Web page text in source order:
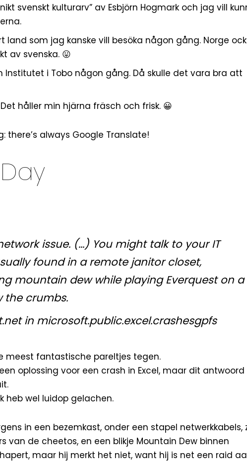
svenskt kulturarv” av Esbjörn Hogmark och jag vill
som jag kanske vill besöka någon gång. Norge
av svenska. 😛
Institutet i Tobo någon gång. Då skulle det vara bra att
håller min hjärna fräsch och frisk. 😀
there’s always Google Translate!
issue. (…) You might talk to your IT
found in a remote janitor closet,
mountain dew while playing Everquest on a
the crumbs.
in microsoft.public.excel.crashesgpfs
meest fantastische pareltjes tegen.
oplossing voor een crash in Excel, maar dit antwoord
heb wel luidop gelachen.
in een bezemkast, onder een stapel netwerkkabels,
van de cheetos, en een blikje Mountain Dew binnen
maar hij merkt het niet, want hij is net een raid